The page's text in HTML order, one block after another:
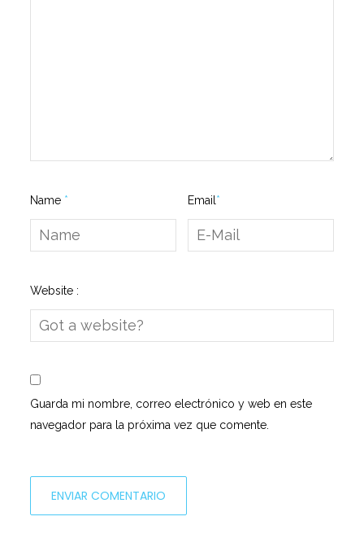
Name * Email *
Website :
Guarda mi nombre, correo electrónico y web en este
navegador para la próxima vez que comente.